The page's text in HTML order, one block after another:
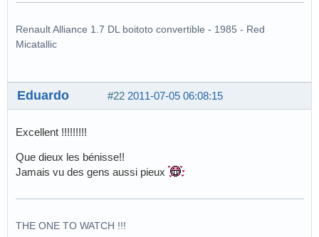
Renault Alliance 1.7 DL boitoto convertible - 1985 - Red
Micatallic
#22 2011-07-05 06:08:15
Eduardo
Excellent !!!!!!!!!
Que dieux les bénisse!!
Jamais vu des gens aussi pieux
THE ONE TO WATCH !!!